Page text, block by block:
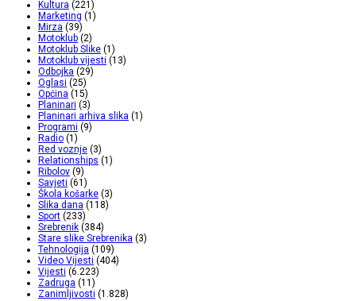
Kultura (221)
Marketing (1)
Mirza (39)
Motoklub (2)
Motoklub Slike (1)
Motoklub vijesti (13)
Odbojka (29)
Oglasi (25)
Općina (15)
Planinari (3)
Planinari arhiva slika (1)
Programi (9)
Radio (1)
Red voznje (3)
Relationships (1)
Ribolov (9)
Savjeti (61)
Škola košarke (3)
Slika dana (118)
Sport (233)
Srebrenik (384)
Stare slike Srebrenika (3)
Tehnologija (109)
Video Vijesti (404)
Vijesti (6.223)
Zadruga (11)
Zanimljivosti (1.828)